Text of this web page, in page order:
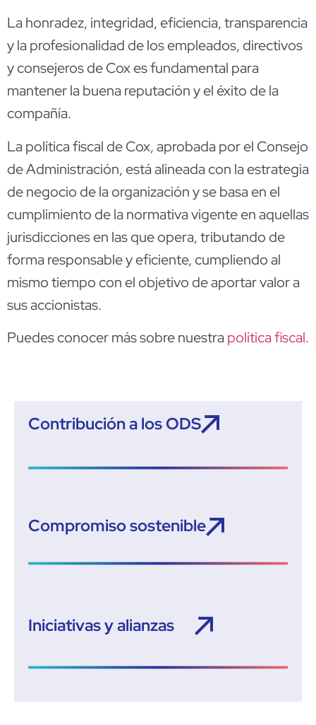
La honradez, integridad, eficiencia, transparencia
y la profesionalidad de los empleados, directivos
y consejeros de Cox es fundamental para
mantener la buena reputación y el éxito de la
compañía.
La política fiscal de Cox, aprobada por el Consejo
de Administración, está alineada con la estrategia
de negocio de la organización y se basa en el
cumplimiento de la normativa vigente en aquellas
jurisdicciones en las que opera, tributando de
forma responsable y eficiente, cumpliendo al
mismo tiempo con el objetivo de aportar valor a
sus accionistas.
Puedes conocer más sobre nuestra política fiscal.
Contribución a los ODS
Compromiso sostenible
Iniciativas y alianzas